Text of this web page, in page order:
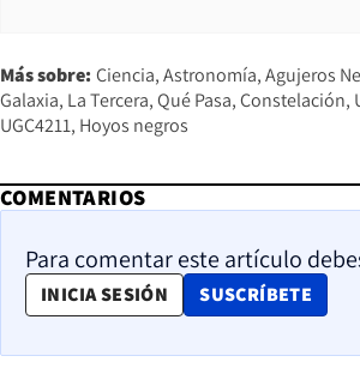
Más sobre: Ciencia Astronomía Agujeros
Galaxia La Tercera Qué Pasa Constelación
UGC4211 Hoyos negros
COMENTARIOS
Para comentar este artículo
INICIA SESIÓN SUSCRÍBETE
OPENS IN NEW